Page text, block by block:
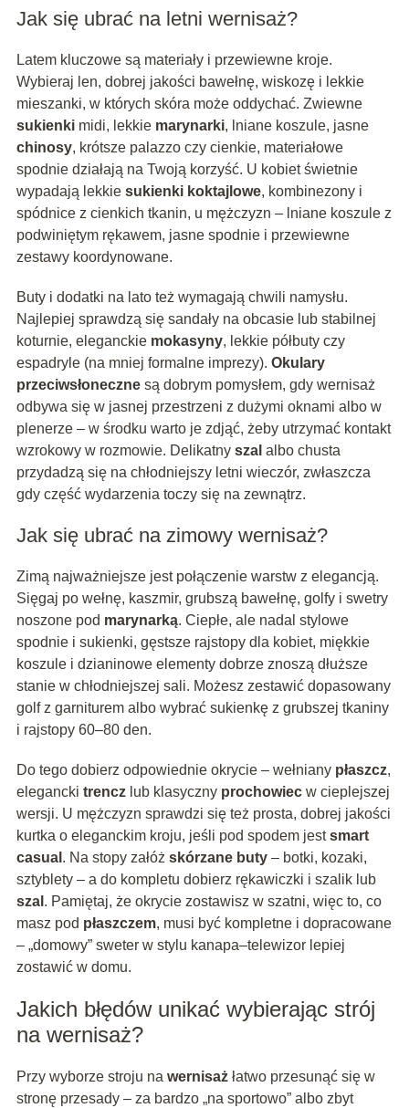
Jak się ubrać na letni wernisaż?
Latem kluczowe są materiały i przewiewne kroje.
Wybieraj len, dobrej jakości bawełnę, wiskozę i lekkie
mieszanki, w których skóra może oddychać. Zwiewne
sukienkimidi, lekkie marynarki, lniane koszule, jasne
chinosy, krótsze palazzo czy cienkie, materiałowe
spodnie działają na Twoją korzyść. U kobiet świetnie
wypadają lekkie sukienki koktajlowe, kombinezony i
spódnice z cienkich tkanin, u mężczyzn – lniane koszule z
podwiniętym rękawem, jasne spodnie i przewiewne
zestawy koordynowane.
Buty i dodatki na lato też wymagają chwili namysłu.
Najlepiej sprawdzą się sandały na obcasie lub stabilnej
koturnie, eleganckie mokasyny, lekkie półbuty czy
espadryle (na mniej formalne imprezy). Okulary
przeciwsłonecznesą dobrym pomysłem, gdy wernisaż
odbywa się w jasnej przestrzeni z dużymi oknami albo w
plenerze – w środku warto je zdjąć, żeby utrzymać kontakt
wzrokowy w rozmowie. Delikatny szal albo chusta
przydadzą się na chłodniejszy letni wieczór, zwłaszcza
gdy część wydarzenia toczy się na zewnątrz.
Jak się ubrać na zimowy wernisaż?
Zimą najważniejsze jest połączenie warstw z elegancją.
Sięgaj po wełnę, kaszmir, grubszą bawełnę, golfy i swetry
noszone pod marynarką. Ciepłe, ale nadal stylowe
spodnie i sukienki, gęstsze rajstopy dla kobiet, miękkie
koszule i dzianinowe elementy dobrze znoszą dłuższe
stanie w chłodniejszej sali. Możesz zestawić dopasowany
golf z garniturem albo wybrać sukienkę z grubszej tkaniny
i rajstopy 60–80 den.
Do tego dobierz odpowiednie okrycie – wełniany płaszcz,
elegancki trenczlub klasyczny prochowiecw cieplejszej
wersji. U mężczyzn sprawdzi się też prosta, dobrej jakości
kurtka o eleganckim kroju, jeśli pod spodem jestsmart
casual . Na stopy załóż skórzane buty– botki, kozaki,
sztyblety – a do kompletu dobierz rękawiczki i szalik lub
szal . Pamiętaj, że okrycie zostawisz w szatni, więc to, co
masz pod płaszczem, musi być kompletne i dopracowane
– „domowy” sweter w stylu kanapa–telewizor lepiej
zostawić w domu.
Jakich błędów unikać wybierając strój
na wernisaż?
Przy wyborze stroju na wernisażłatwo przesunąć się w
stronę przesady – za bardzo „na sportowo” albo zbyt